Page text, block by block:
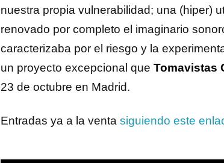
nuestra propia vulnerabilidad; una (hiper)
renovado por completo el imaginario
caracterizaba por el riesgo y la
un proyecto excepcional que Tomavistas
23 de octubre en Madrid.
Entradas ya a la venta siguiendo este